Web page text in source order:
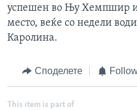
успешен во Њу Хемпшир и
место, веќе со недели
Каролина.
Споделете
This item is part of